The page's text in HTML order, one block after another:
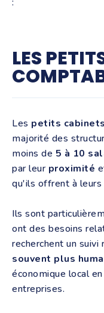
LES
Les petits cabinets
majorité des
moins de 5 à 10
par leur proximité
qu'ils offrent à leurs
Ils sont
ont des besoins
recherchent un suivi
souvent plus
économique local
entreprises.